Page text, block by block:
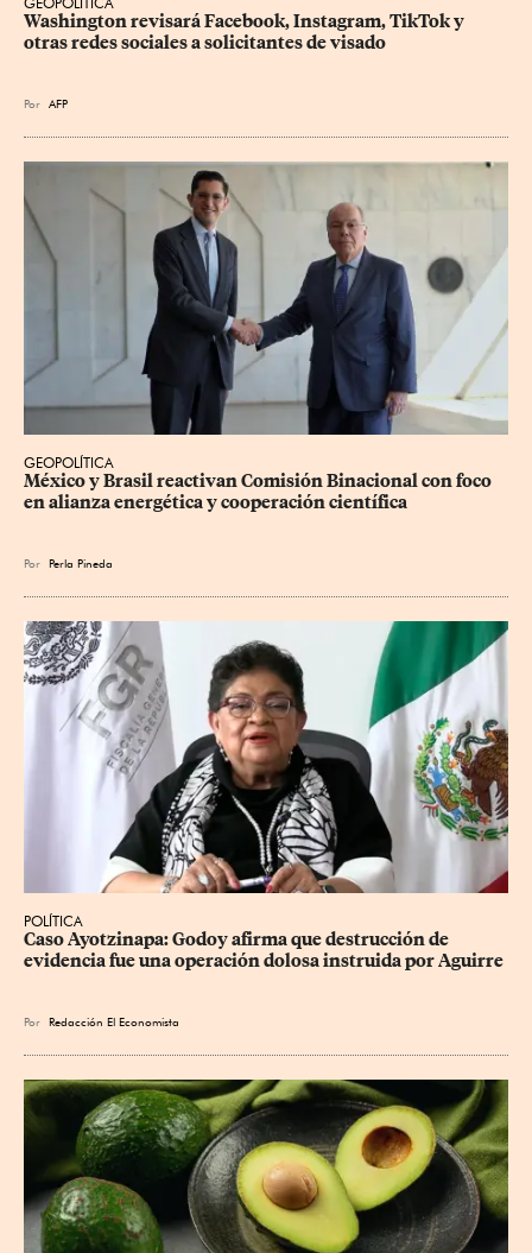
Washington revisará Facebook, Instagram, TikTok y
otras redes sociales a solicitantes de visado
Por AFP
GEOPOLÍTICA
México y Brasil reactivan Comisión Binacional con foco
en alianza energética y cooperación científica
Por Perla Pineda
POLÍTICA
Caso Ayotzinapa: Godoy afirma que destrucción de
evidencia fue una operación dolosa instruida por Aguirre
Por Redacción El Economista